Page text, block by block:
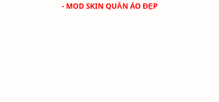
- MOD SKIN QUẦN ÁO ĐẸP